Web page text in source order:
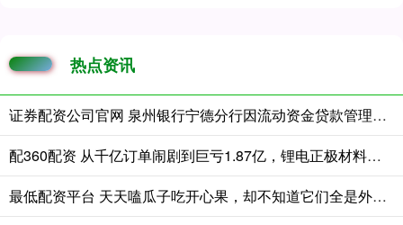
热点资讯
证券配资公司官网 泉州银行宁德分行因流动资金贷款管理不到位等被罚款115万元
配360配资 从千亿订单闹剧到巨亏1.87亿，锂电正极材料巨头溃败
最低配资平台 天天嗑瓜子吃开心果，却不知道它们全是外来户：古人几千年嗑啥